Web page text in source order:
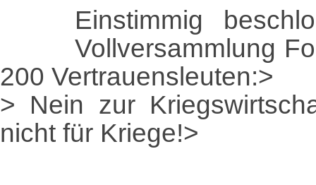
Einstimmig
Vollversammlung
200 Vertrauensleuten:>
> Nein zur
nicht für Kriege!>